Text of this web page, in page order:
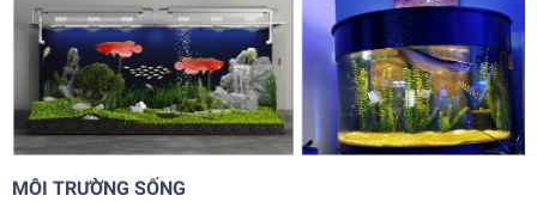
MÔI TRƯỜNG SỐNG